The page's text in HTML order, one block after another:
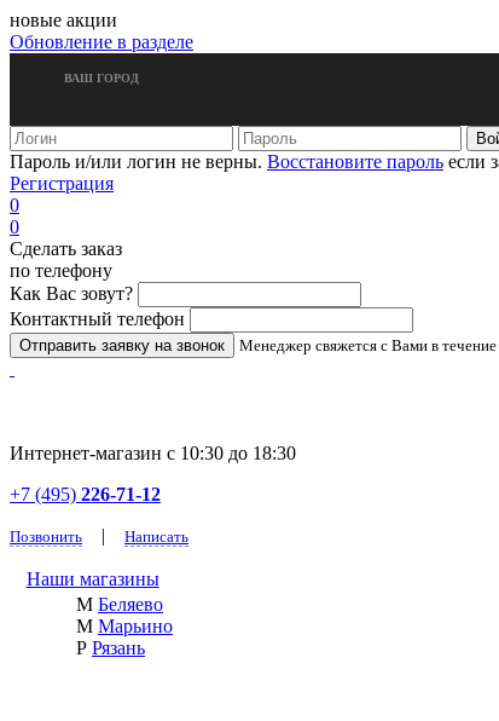
новые акции
Обновление в разделе
ВАШ ГОРОД
Пароль и/или логин не верны. Восстановите пароль если
Регистрация
0
0
Сделать заказ
по телефону
Как Вас зовут?
Контактный телефон
Менеджер свяжется с Вами в
Интернет-магазин с 10:30 до 18:30
+7 (495) 226-71-12
Позвонить | Написать
Наши магазины
М Беляево
М Марьино
Р Рязань